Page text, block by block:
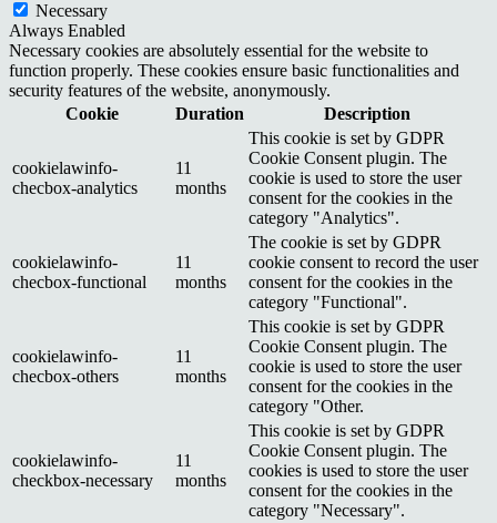
Necessary
Always Enabled
Necessary cookies are absolutely essential for the website to
function properly. These cookies ensure basic functionalities and
security features of the website, anonymously.
Cookie
Duration Description
cookielawinfo-
checbox-analytics
11
months
This cookie is set by GDPR
Cookie Consent plugin. The
cookie is used to store the user
consent for the cookies in the
category "Analytics".
cookielawinfo-
checbox-functional
11
months
The cookie is set by GDPR
cookie consent to record the user
consent for the cookies in the
category "Functional".
cookielawinfo-
checbox-others
11
months
This cookie is set by GDPR
Cookie Consent plugin. The
cookie is used to store the user
consent for the cookies in the
category "Other.
cookielawinfo-
checkbox-necessary
11
months
This cookie is set by GDPR
Cookie Consent plugin. The
cookies is used to store the user
consent for the cookies in the
category "Necessary".